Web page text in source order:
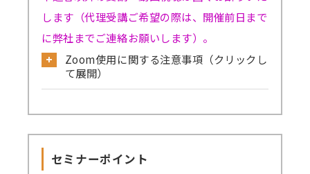
します（代理受講ご希望の際は、開催前日まで
に弊社までご連絡お願いします）。
Zoom使用に関する注意事項（クリックし
て展開）
→Skype／Teams／LINEなど別のミーティン
セミナーポイント